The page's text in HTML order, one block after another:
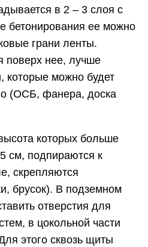
в 2 – 3 слоя с
бетонирования ее можно
грани ленты.
поверх нее, лучше
которые можно будет
(ОСБ, фанера, доска
которых больше
см, подпираются к
скрепляются
брусок). В подземном
отверстия для
в цокольной части
этого сквозь щиты